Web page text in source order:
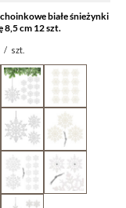
białe śnieżynki
8,5 cm 12 szt.
/ szt.